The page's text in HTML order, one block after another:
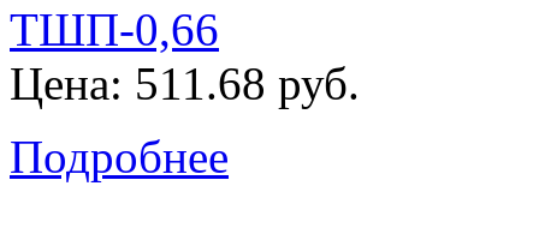
ТШП-0,66
Цена: 511.68 руб.
Подробнее